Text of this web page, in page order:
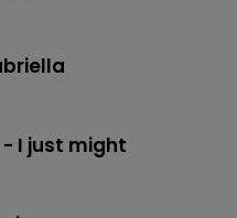
- I just might